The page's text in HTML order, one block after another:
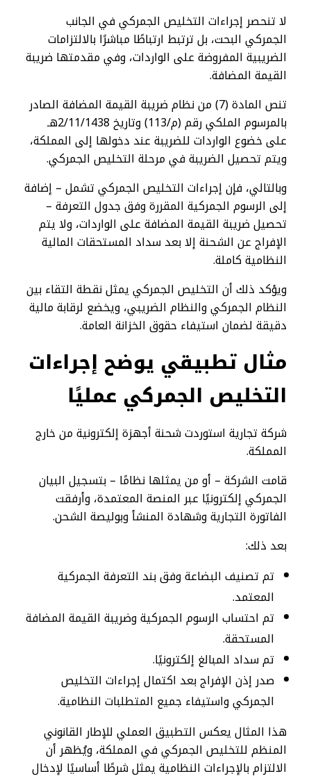
لا تنحصر إجراءات التخليص الجمركي في الجانب
الجمركي البحت، بل ترتبط ارتباطًا مباشرًا بالالتزامات
الضريبية المفروضة على الواردات، وفي مقدمتها ضريبة
القيمة المضافة.
تنص المادة (7) من نظام ضريبة القيمة المضافة الصادر
بالمرسوم الملكي رقم (م/113) وتاريخ 2/11/1438هـ
على خضوع الواردات للضريبة عند دخولها إلى المملكة،
ويتم تحصيل الضريبة في مرحلة التخليص الجمركي.
وبالتالي، فإن إجراءات التخليص الجمركي تشمل – إضافة
إلى الرسوم الجمركية المقررة وفق جدول التعرفة –
تحصيل ضريبة القيمة المضافة على الواردات، ولا يتم
الإفراج عن الشحنة إلا بعد سداد المستحقات المالية
النظامية كاملة.
ويؤكد ذلك أن التخليص الجمركي يمثل نقطة التقاء بين
النظام الجمركي والنظام الضريبي، ويخضع لرقابة مالية
دقيقة لضمان استيفاء حقوق الخزانة العامة.
مثال تطبيقي يوضح إجراءات
التخليص الجمركي عمليًا
شركة تجارية استوردت شحنة أجهزة إلكترونية من خارج
المملكة.
قامت الشركة – أو من يمثلها نظامًا – بتسجيل البيان
الجمركي إلكترونيًا عبر المنصة المعتمدة، وأرفقت
الفاتورة التجارية وشهادة المنشأ وبوليصة الشحن.
بعد ذلك:
تم تصنيف البضاعة وفق بند التعرفة الجمركية
المعتمد.
تم احتساب الرسوم الجمركية وضريبة القيمة المضافة
المستحقة.
تم سداد المبالغ إلكترونيًا.
صدر إذن الإفراج بعد اكتمال إجراءات التخليص
الجمركي واستيفاء جميع المتطلبات النظامية.
هذا المثال يعكس التطبيق العملي للإطار القانوني
المنظم للتخليص الجمركي في المملكة، ويُظهر أن
الالتزام بالإجراءات النظامية يمثل شرطًا أساسيًا لإدخال